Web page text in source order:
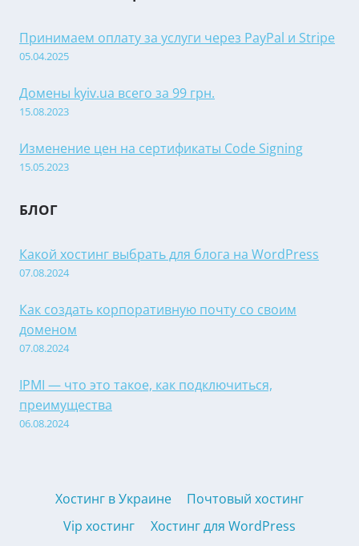
Принимаем оплату за услуги через PayPal и Stripe
05.04.2025
Домены kyiv.ua всего за 99 грн.
15.08.2023
Изменение цен на сертификаты Code Signing
15.05.2023
БЛОГ
Какой хостинг выбрать для блога на WordPress
07.08.2024
Как создать корпоративную почту со своим
доменом
07.08.2024
IPMI — что это такое, как подключиться,
преимущества
06.08.2024
Хостинг в Украине
Почтовый хостинг
Vip хостинг
Хостинг для WordPress